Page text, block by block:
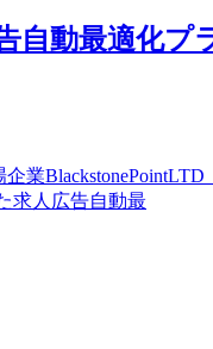
自動最適化プ
業BlackstonePointLTD
求人広告自動最